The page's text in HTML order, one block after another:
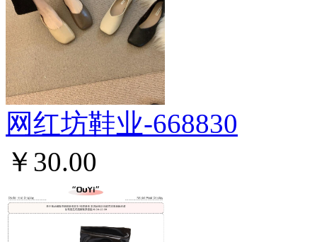
网红坊鞋业-668830
￥30.00